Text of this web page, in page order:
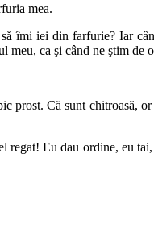
mea.
îmi iei din farfurie? Iar
meu, ca şi când ne ştim de
prost. Că sunt chitroasă,
regat! Eu dau ordine, eu